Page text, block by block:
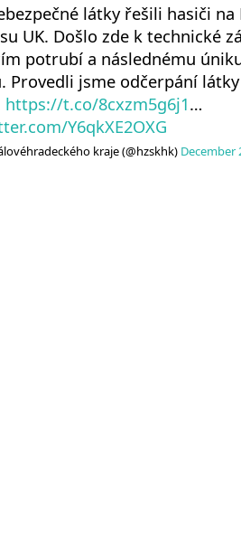
látky řešili hasiči na
UK. Došlo zde k technické
potrubí a následnému
Provedli jsme odčerpání
https://t.co/8cxzm5g6j1…
Y6qkXE2OXG
kraje (@hzskhk) December